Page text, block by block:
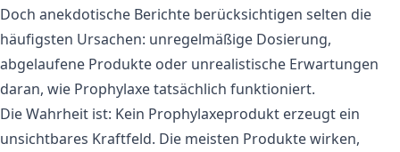
Doch anekdotische Berichte berücksichtigen selten die
häufigsten Ursachen: unregelmäßige Dosierung,
abgelaufene Produkte oder unrealistische Erwartungen
daran, wie Prophylaxe tatsächlich funktioniert.
Die Wahrheit ist: Kein Prophylaxeprodukt erzeugt ein
unsichtbares Kraftfeld. Die meisten Produkte wirken,